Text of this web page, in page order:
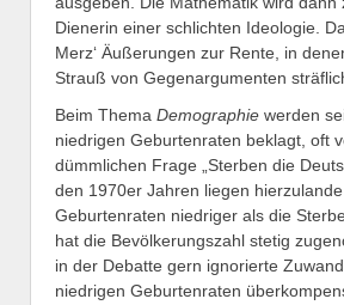
Dienerin einer schlichten Ideologie.
Merz‘ Äußerungen zur Rente, in
Strauß von Gegenargumenten
Beim Thema Demographie werden
niedrigen Geburtenraten beklagt, oft
dümmlichen Frage „Sterben die
den 1970er Jahren liegen
Geburtenraten niedriger als die
hat die Bevölkerungszahl stetig
in der Debatte gern ignorierte
niedrigen Geburtenraten